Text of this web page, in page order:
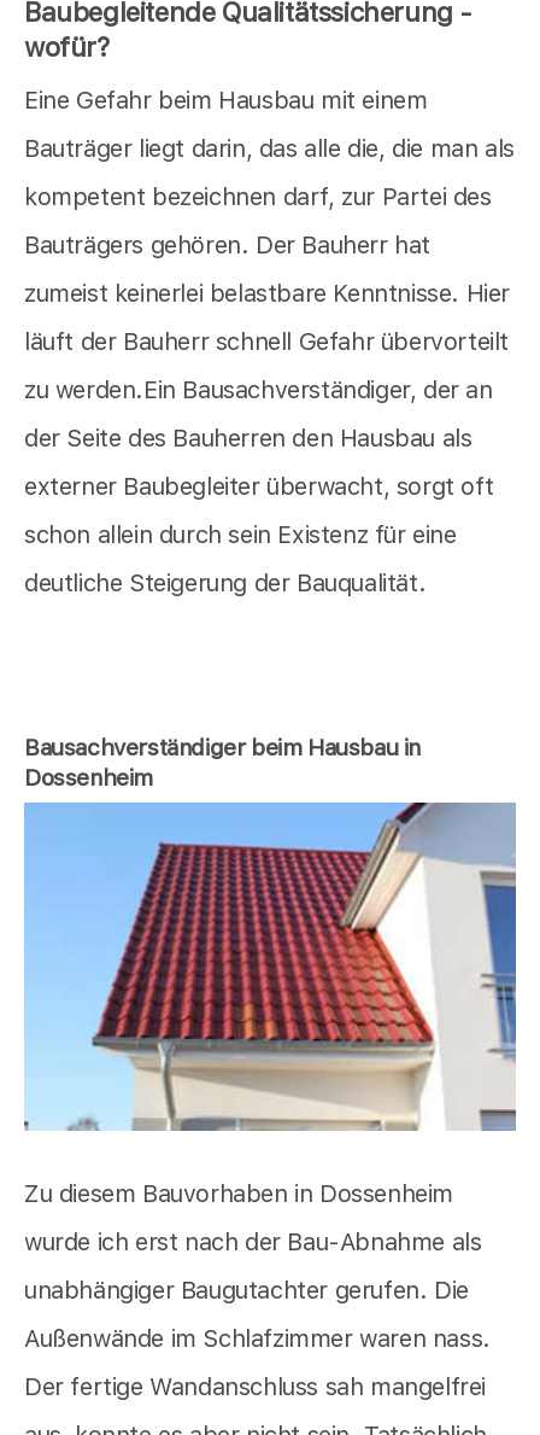
Baubegleitende Qualitätssicherung -
wofür?
Eine Gefahr beim Hausbau mit einem
Bauträger liegt darin, das alle die, die man als
kompetent bezeichnen darf, zur Partei des
Bauträgers gehören. Der Bauherr hat
zumeist keinerlei belastbare Kenntnisse. Hier
läuft der Bauherr schnell Gefahr übervorteilt
zu werden.Ein Bausachverständiger, der an
der Seite des Bauherren den Hausbau als
externer Baubegleiter überwacht, sorgt oft
schon allein durch sein Existenz für eine
deutliche Steigerung der Bauqualität.
Bausachverständiger beim Hausbau in
Dossenheim
Zu diesem Bauvorhaben in Dossenheim
wurde ich erst nach der Bau-Abnahme als
unabhängiger Baugutachter gerufen. Die
Außenwände im Schlafzimmer waren nass.
Der fertige Wandanschluss sah mangelfrei